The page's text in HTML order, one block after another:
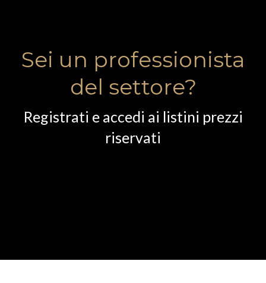
Sei un professionista
del settore?
Registrati e accedi ai listini prezzi
riservati